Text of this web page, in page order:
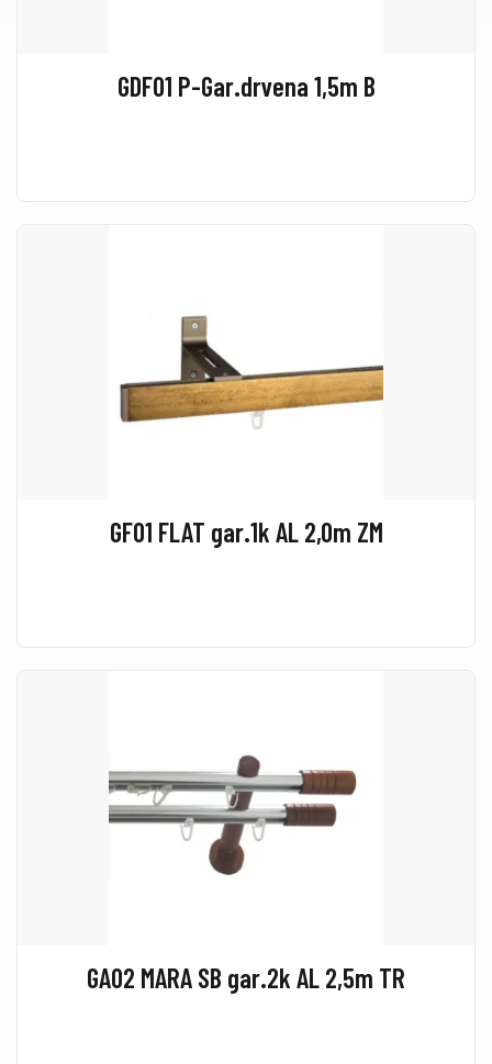
GDF01 P-Gar.drvena 1,5m B
GF01 FLAT gar.1k AL 2,0m ZM
GA02 MARA SB gar.2k AL 2,5m TR